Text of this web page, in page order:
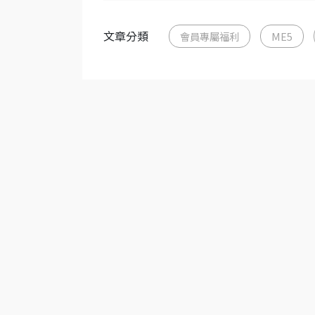
文章分類 會員專屬福利 ME5